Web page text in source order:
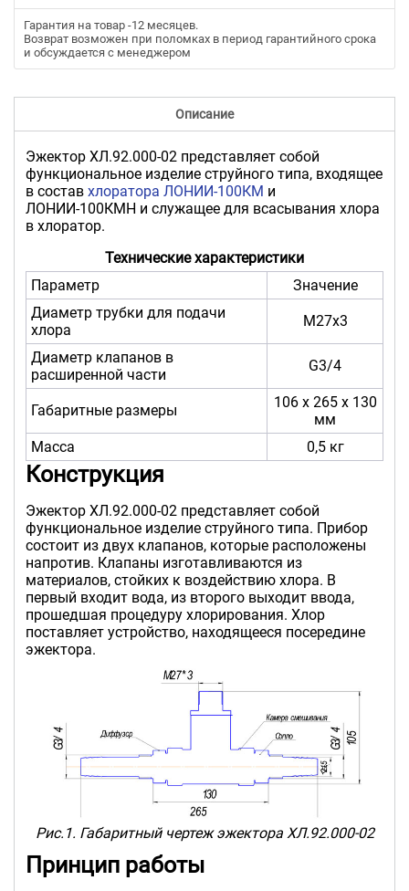
Гарантия на товар -12 месяцев.
Возврат возможен при поломках в период гарантийного срока
и обсуждается с менеджером
Описание
Эжектор ХЛ.92.000-02 представляет собой
функциональное изделие струйного типа, входящее
в состав хлоратора ЛОНИИ-100КМ и
ЛОНИИ-100КМН и служащее для всасывания хлора
в хлоратор.
Технические характеристики
Параметр
Значение
Диаметр трубки для подачи
хлора
М27x3
Диаметр клапанов в
расширенной части
G3/4
Габаритные размеры
106 x 265 x 130
мм
Масса
0,5 кг
Конструкция
Эжектор ХЛ.92.000-02 представляет собой
функциональное изделие струйного типа. Прибор
состоит из двух клапанов, которые расположены
напротив. Клапаны изготавливаются из
материалов, стойких к воздействию хлора. В
первый входит вода, из второго выходит ввода,
прошедшая процедуру хлорирования. Хлор
поставляет устройство, находящееся посередине
эжектора.
Рис.1. Габаритный чертеж эжектора ХЛ.92.000-02
Принцип работы